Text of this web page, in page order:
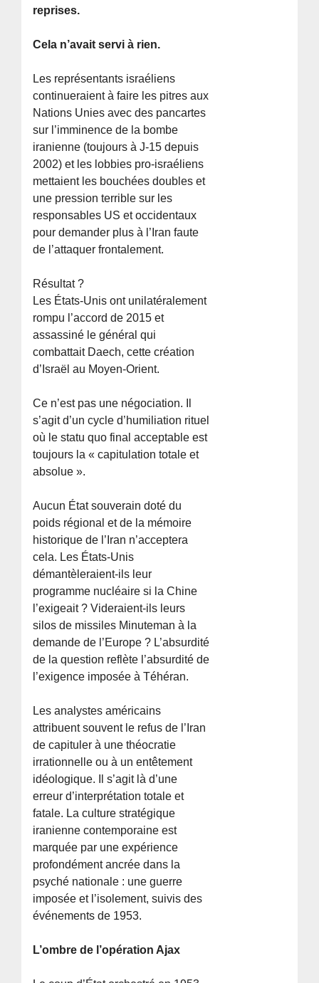
reprises.
Cela n’avait servi à rien.
Les représentants israéliens
continueraient à faire les pitres aux
Nations Unies avec des pancartes
sur l’imminence de la bombe
iranienne (toujours à J-15 depuis
2002) et les lobbies pro-israéliens
mettaient les bouchées doubles et
une pression terrible sur les
responsables US et occidentaux
pour demander plus à l’Iran faute
de l’attaquer frontalement.
Résultat ?
Les États-Unis ont unilatéralement
rompu l’accord de 2015 et
assassiné le général qui
combattait Daech, cette création
d’Israël au Moyen-Orient.
Ce n’est pas une négociation. Il
s’agit d’un cycle d’humiliation rituel
où le statu quo final acceptable est
toujours la « capitulation totale et
absolue ».
Aucun État souverain doté du
poids régional et de la mémoire
historique de l’Iran n’acceptera
cela. Les États-Unis
démantèleraient-ils leur
programme nucléaire si la Chine
l’exigeait ? Videraient-ils leurs
silos de missiles Minuteman à la
demande de l’Europe ? L’absurdité
de la question reflète l’absurdité de
l’exigence imposée à Téhéran.
Les analystes américains
attribuent souvent le refus de l’Iran
de capituler à une théocratie
irrationnelle ou à un entêtement
idéologique. Il s’agit là d’une
erreur d’interprétation totale et
fatale. La culture stratégique
iranienne contemporaine est
marquée par une expérience
profondément ancrée dans la
psyché nationale : une guerre
imposée et l’isolement, suivis des
événements de 1953.
L’ombre de l’opération Ajax